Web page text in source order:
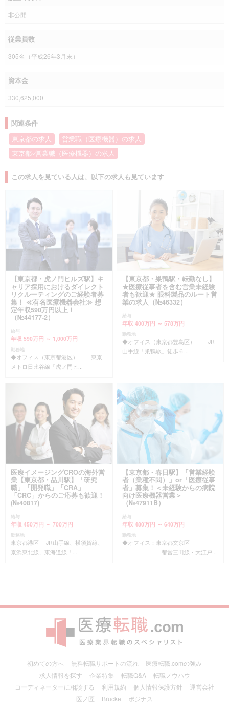
非公開
従業員数
305名（平成26年3月末）
資本金
330,625,000
関連条件
東京都の求人
営業職（医療機器）の求人
東京都×営業職（医療機器）の求人
この求人を見ている人は、以下の求人も見ています
【東京都・虎ノ門ヒルズ駅】キ
ャリア採用におけるダイレクト
リクルーティングのご経験者募
集！ ≪有名医療機器会社≫ 想
定年収590万円以上！
（№44177-2）
給与
年収 590万円 ～ 1,000万円
勤務地
◆オフィス（東京都港区） 東京
メトロ日比谷線「虎ノ門ヒ...
【東京都・巣鴨駅・転勤なし】
★医療従事者を含む営業未経験
者も歓迎★ 眼科製品のルート営
業の求人（№46332）
給与
年収 400万円 ～ 578万円
勤務地
◆オフィス（東京都豊島区） JR
山手線「巣鴨駅」徒歩６...
医療イメージングCROの海外営
業【東京都・品川駅】「研究
職」「開発職」「CRA」
「CRC」からのご応募も歓迎！
(№40817)
給与
年収 450万円 ～ 700万円
勤務地
東京都港区 JR山手線、横須賀線、
京浜東北線、東海道線「...
【東京都・春日駅】「営業経験
者（業種不問）」or「医療従事
者」募集！＜未経験からの病院
向け医療機器営業＞
（№47911B）
給与
年収 480万円 ～ 640万円
勤務地
◆オフィス：東京都文京区
都営三田線・大江戸...
初めての方へ 無料転職サポートの流れ
医療転職.comの強み
求人情報を探す
企業特集 転職Q&A
転職ノウハウ
コーディネーターに相談する
利用規約 個人情報保護方針
運営会社
医ノ匠
Brucke ポジナス